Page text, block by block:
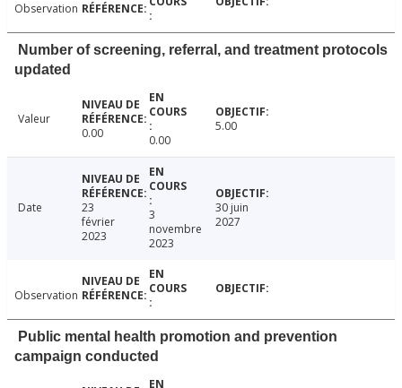
Observation
Number of screening, referral, and treatment protocols
updated
Valeur
0.00
0.00
5.00
Date
23
février
2023
3
novembre
2023
30 juin
2027
Observation
Public mental health promotion and prevention
campaign conducted